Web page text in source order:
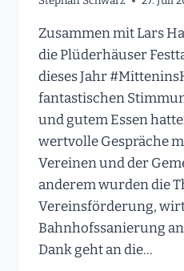
Zusammen mit Lars
die Plüderhäuser
dieses Jahr
fantastischen
und gutem Essen
wertvolle Gespräche
Vereinen und der
anderem wurden die
Vereinsförderung,
Bahnhofssanierung
Dank geht an die…